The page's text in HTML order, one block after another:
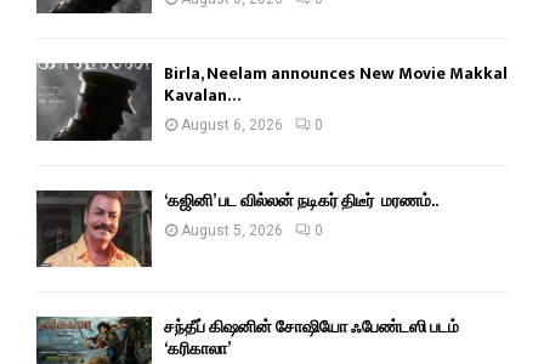
Birla, Neelam announces New Movie Makkal
Kavalan…
August 6, 2026 0
‘கஜினி’ பட வில்லன் நடிகர் திடீர் மரணம்..
August 5, 2026 0
சந்தீப் கிஷனின் சோஷியோ ஃபேண்டஸி படம்
‘கரிகாலா’